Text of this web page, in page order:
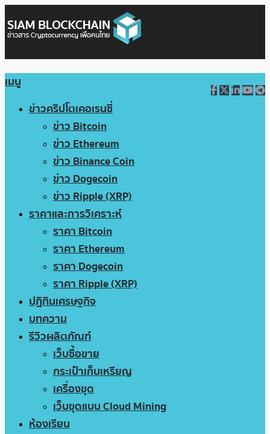
เมนู
ข่าวคริปโตเคอเรนซี่
ข่าว Bitcoin
ข่าว Ethereum
ข่าว Binance Coin
ข่าว Dogecoin
ข่าว Ripple (XRP)
ราคาและการวิเคราะห์
ราคา Bitcoin
ราคา Ethereum
ราคา Dogecoin
ราคา Ripple (XRP)
ปฏิทินเศรษฐกิจ
บทความ
รีวิวผลิตภัณฑ์
เว็บซื้อขาย
กระเป๋าเก็บเหรียญ
เครื่องขุด
เว็บขุดแบบ Cloud Mining
ห้องเรียน